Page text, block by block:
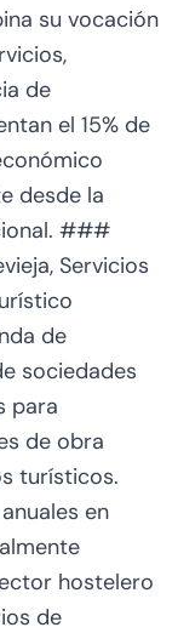
su vocación
de
el 15% de
desde la
###
Servicios
de
sociedades
para
de obra
turísticos.
en
hostelero
de